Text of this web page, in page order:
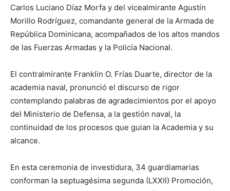
Carlos Luciano Díaz Morfa y del vicealmirante Agustín
Morillo Rodríguez, comandante general de la Armada de
República Dominicana, acompañados de los altos mandos
de las Fuerzas Armadas y la Policía Nacional.
El contralmirante Franklin O. Frías Duarte, director de la
academia naval, pronunció el discurso de rigor
contemplando palabras de agradecimientos por el apoyo
del Ministerio de Defensa, a la gestión naval, la
continuidad de los procesos que guian la Academia y su
alcance.
En esta ceremonia de investidura, 34 guardiamarias
conforman la septuagésima segunda (LXXII) Promoción,